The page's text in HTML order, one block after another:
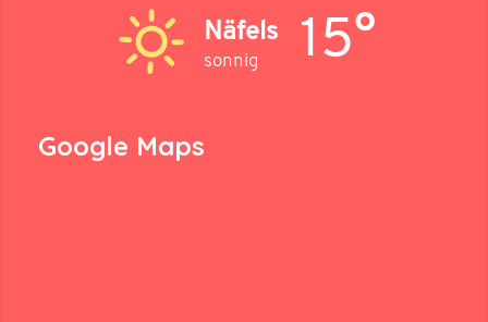
Näfels
sonnig 15°
Google Maps